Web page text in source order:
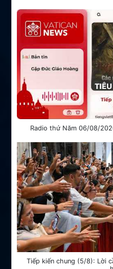
Radio thứ Năm 06/08/
Tiếp kiến chung (5/8): Lời